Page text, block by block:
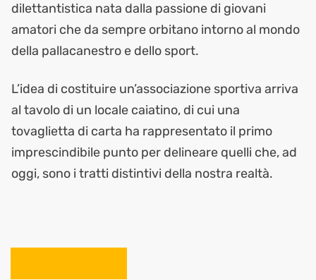
dilettantistica nata dalla passione di giovani
amatori che da sempre orbitano intorno al mondo
della pallacanestro e dello sport.
L’idea di costituire un’associazione sportiva arriva
al tavolo di un locale caiatino, di cui una
tovaglietta di carta ha rappresentato il primo
imprescindibile punto per delineare quelli che, ad
oggi, sono i tratti distintivi della nostra realtà.